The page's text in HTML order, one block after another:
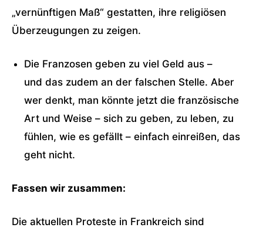
„vernünftigen Maß“ gestatten, ihre religiösen
Überzeugungen zu zeigen.
Die Franzosen geben zu viel Geld aus –
und das zudem an der falschen Stelle. Aber
wer denkt, man könnte jetzt die französische
Art und Weise – sich zu geben, zu leben, zu
fühlen, wie es gefällt – einfach einreißen, das
geht nicht.
Fassen wir zusammen:
Die aktuellen Proteste in Frankreich sind